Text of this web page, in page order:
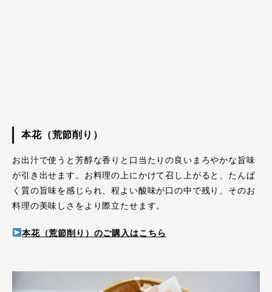
本花（荒節削り）
お出汁で使うと芳醇な香りと口当たりの良いまろやかな旨味
が引き出せます。お料理の上にかけて召し上がると、たんぱ
く質の旨味を感じられ、程よい酸味が口の中で残り、そのお
料理の美味しさをより際立たせます。
本花（荒節削り）のご購入はこちら